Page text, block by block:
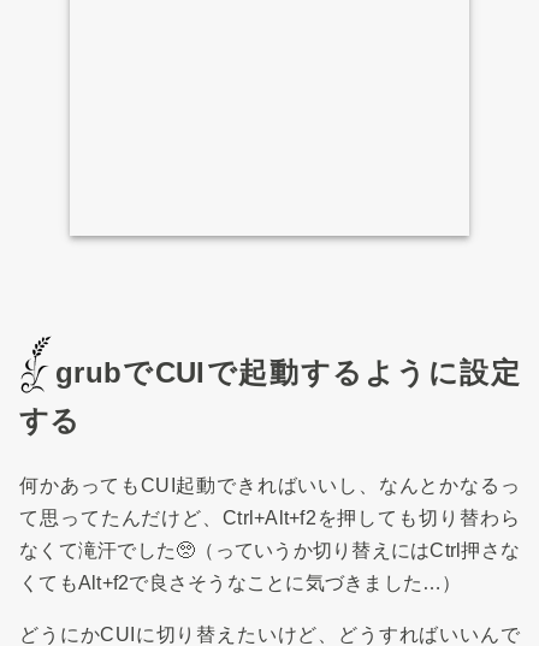
grubでCUIで起動するように設定
する
何かあってもCUI起動できればいいし、なんとかなるっ
て思ってたんだけど、Ctrl+Alt+f2を押しても切り替わら
なくて滝汗でした🥺（っていうか切り替えにはCtrl押さな
くてもAlt+f2で良さそうなことに気づきました…）
どうにかCUIに切り替えたいけど、どうすればいいんで